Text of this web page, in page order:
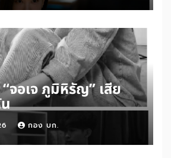
จอเจ ภูมิหิรัญ” เสีย
กอง บก.